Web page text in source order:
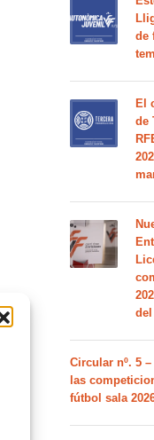
de
El
de
Circular nº. 5
las
fútbol sala